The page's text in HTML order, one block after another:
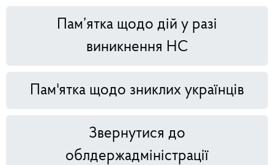
Пам’ятка щодо дій у разі
виникнення НС
Пам'ятка щодо зниклих українців
Звернутися до
облдержадміністрації